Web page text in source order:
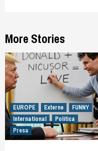
More Stories
EUROPE Externe
FUNNY
International
Politica
Presa